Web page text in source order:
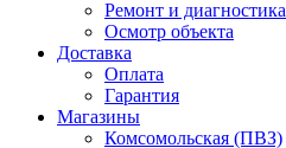
Ремонт и диагностика
Осмотр объекта
Доставка
Оплата
Гарантия
Магазины
Комсомольская (ПВЗ)